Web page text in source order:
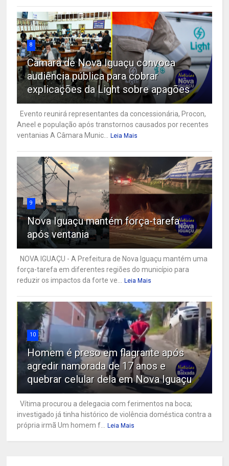
8
Câmara de Nova Iguaçu convoca
audiência pública para cobrar
explicações da Light sobre apagões
Evento reunirá representantes da concessionária, Procon,
Aneel e população após transtornos causados por recentes
ventanias A Câmara Munic... Leia Mais
9
Nova Iguaçu mantém força-tarefa
após ventania
NOVA IGUAÇU - A Prefeitura de Nova Iguaçu mantém uma
força-tarefa em diferentes regiões do município para
reduzir os impactos da forte ve... Leia Mais
10
Homem é preso em flagrante após
agredir namorada de 17 anos e
quebrar celular dela em Nova Iguaçu
Vítima procurou a delegacia com ferimentos na boca;
investigado já tinha histórico de violência doméstica contra a
própria irmã Um homem f... Leia Mais